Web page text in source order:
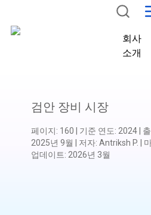
회사
소개
검안 장비 시장
페이지: 160 기준 연도: 2024
2025년 9월
저자: Antriksh P.
업데이트: 2026년 3월